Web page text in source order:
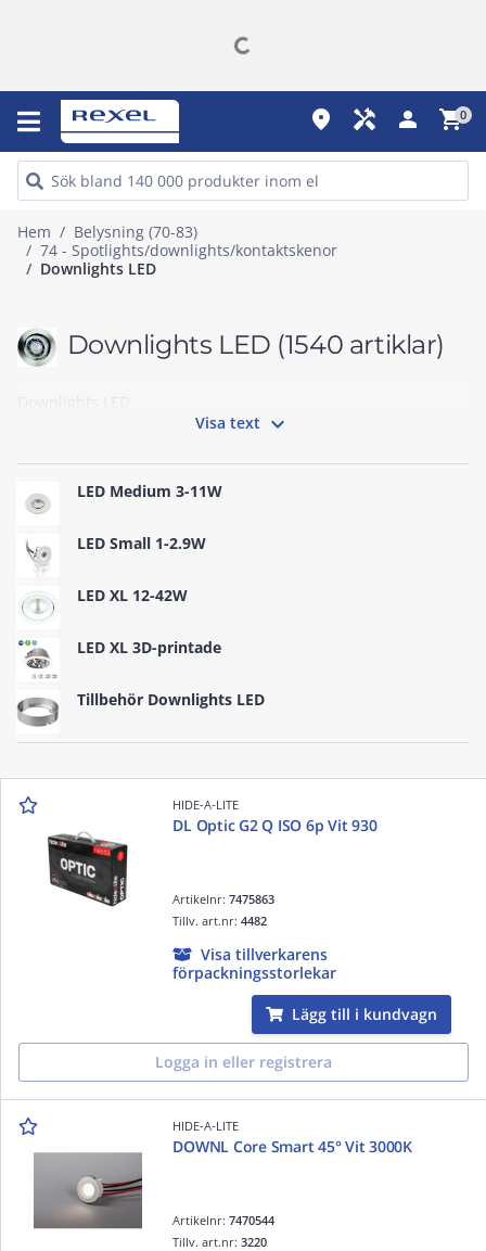
place handyman person shopping_cart0
Hem
Belysning (70-83)
74 - Spotlights/downlights/kontaktskenor
Downlights LED
Downlights LED (1540 artiklar)
Downlights LED
Visa text 
LED Medium 3-11W
LED Small 1-2.9W
LED XL 12-42W
LED XL 3D-printade
Tillbehör Downlights LED
HIDE-A-LITE
DL Optic G2 Q ISO 6p Vit 930
Artikelnr:7475863
Tillv. art.nr:4482
Visa tillverkarens
förpackningsstorlekar
Lägg till i kundvagn
Logga in eller registrera
HIDE-A-LITE
DOWNL Core Smart 45° Vit 3000K
Artikelnr:7470544
Tillv. art.nr:3220